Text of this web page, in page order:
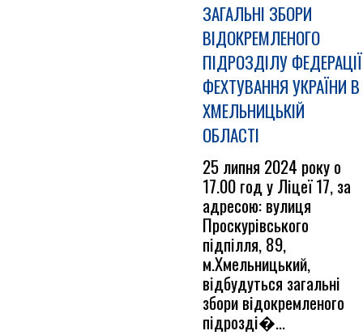
ЗАГАЛЬНІ ЗБОРИ
ВІДОКРЕМЛЕНОГО
ПІДРОЗДІЛУ ФЕДЕРАЦІЇ
ФЕХТУВАННЯ УКРАЇНИ В
ХМЕЛЬНИЦЬКІЙ
ОБЛАСТІ
25 липня 2024 року о
17.00 год у Ліцеї 17, за
адресою: вулиця
Проскурівського
підпілля, 89,
м.Хмельницький,
відбудуться загальні
збори відокремленого
підрозді�...